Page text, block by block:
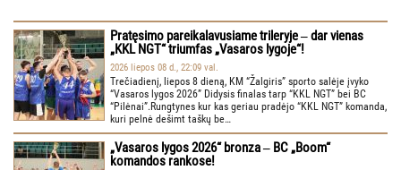
Pratęsimo pareikalavusiame trileryje ‒ dar vienas
„KKL NGT“ triumfas „Vasaros lygoje“!
2026 liepos 08 d., 22:09 val.
Trečiadienį, liepos 8 dieną, KM “Žalgiris” sporto salėje įvyko
“Vasaros lygos 2026” Didysis finalas tarp “KKL NGT” bei BC
“Pilėnai”.Rungtynes kur kas geriau pradėjo “KKL NGT” komanda,
kuri pelnė dešimt taškų be…
„Vasaros lygos 2026“ bronza ‒ BC „Boom“
komandos rankose!